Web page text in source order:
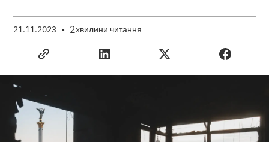
21.11.2023 • 2хвилини читання